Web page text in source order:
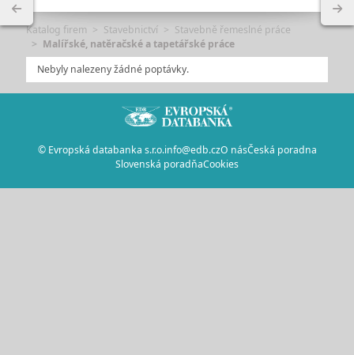
Katalog firem Stavebnictví
Stavebně řemeslné práce
Malířské, natěračské a tapetářské práce
Nebyly nalezeny žádné poptávky.
© Evropská databanka s.r.o.info@edb.czO násČeská poradna
Slovenská poradňaCookies